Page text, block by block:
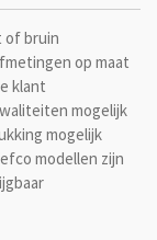
of bruin
op maat
klant
mogelijk
mogelijk
modellen zijn